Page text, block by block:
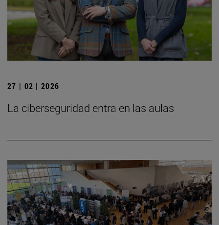
27 | 02 | 2026
La ciberseguridad entra en las aulas